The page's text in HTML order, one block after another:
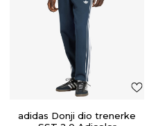
adidas Donji dio trenerke